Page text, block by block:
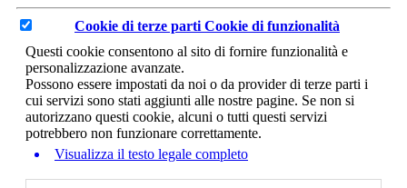
Cookie di terze parti Cookie di funzionalità
Questi cookie consentono al sito di fornire funzionalità e
personalizzazione avanzate.
Possono essere impostati da noi o da provider di terze parti i
cui servizi sono stati aggiunti alle nostre pagine. Se non si
autorizzano questi cookie, alcuni o tutti questi servizi
potrebbero non funzionare correttamente.
Visualizza il testo legale completo